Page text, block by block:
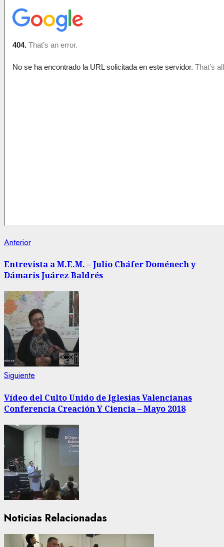
Navegación
de
entradas
AnteriorEntrada
Entrevista a M.E.M. – Julio Cháfer Doménech y
Dámaris Juárez Baldrés
Siguiente
Vídeo del Culto Unido de Iglesias Valencianas
Conferencia Creación Y Ciencia – Mayo 2018
Noticias Relacionadas